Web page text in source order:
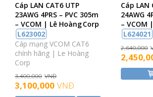
Cáp LAN CAT6 UTP
23AWG 4PRS – PVC 305m
– VCOM | Lê Hoàng Corp
L623002
Cáp mạng VCOM CAT6
chính hãng | Le Hoàng
Corp
3,400,000 VNĐ
3,100,000 VNĐ
Cáp LAN
24AWG
– VCOM
L624021
2,640,000